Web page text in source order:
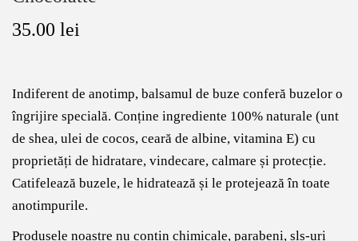
35.00 lei
Indiferent de anotimp, balsamul de buze conferă buzelor o
îngrijire specială. Conține ingrediente 100% naturale (unt
de shea, ulei de cocos, ceară de albine, vitamina E) cu
proprietăți de hidratare, vindecare, calmare și protecție.
Catifelează buzele, le hidratează și le protejează în toate
anotimpurile.
Produsele noastre nu contin chimicale, parabeni, sls-uri